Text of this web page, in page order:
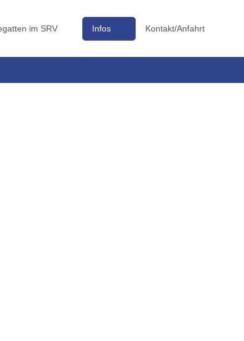
im SRV Infos Kontakt/Anfahrt